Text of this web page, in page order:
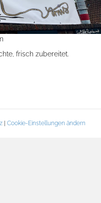
frisch zubereitet.
| Cookie-Einstellungen ändern